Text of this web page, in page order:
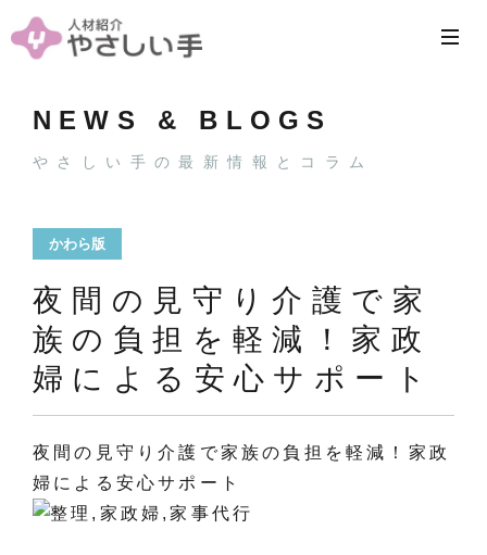
NEWS & BLOGS
やさしい手の最新情報とコラム
かわら版
夜間の見守り介護で家
族の負担を軽減！家政
婦による安心サポート
夜間の見守り介護で家族の負担を軽減！家政
婦による安心サポート